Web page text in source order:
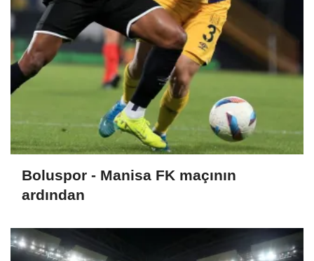
Boluspor - Manisa FK maçının
ardından